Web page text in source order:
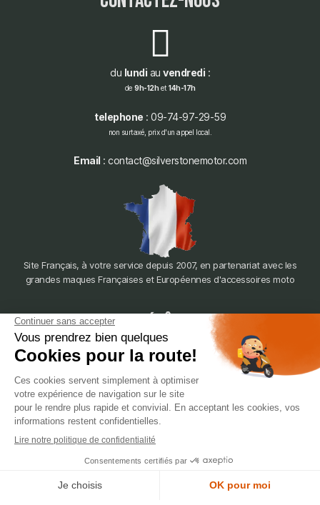
du lundi au vendredi :
de 9h-12het 14h-17h
telephone : 09-74-97-29-59
non surtaxé, prix d'un appel local.
Email : contact@silverstonemotor.com
Site Français, à votre service depuis 2007, en partenariat avec les
grandes maques Françaises et Européennes d'accessoires moto
388 Av. Charles de Gaulle, 69200 Vénissieux
© 2007-2025 Silverstone Motor